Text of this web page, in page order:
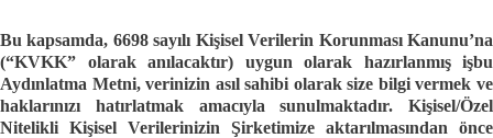
Bu kapsamda, 6698 sayılı Kişisel Verilerin Korunması Kanunu’na
(“KVKK” olarak anılacaktır) uygun olarak hazırlanmış işbu
Aydınlatma Metni, verinizin asıl sahibi olarak size bilgi vermek ve
haklarınızı hatırlatmak amacıyla sunulmaktadır. Kişisel/Özel
Nitelikli Kişisel Verilerinizin Şirketimize aktarılmasından önce